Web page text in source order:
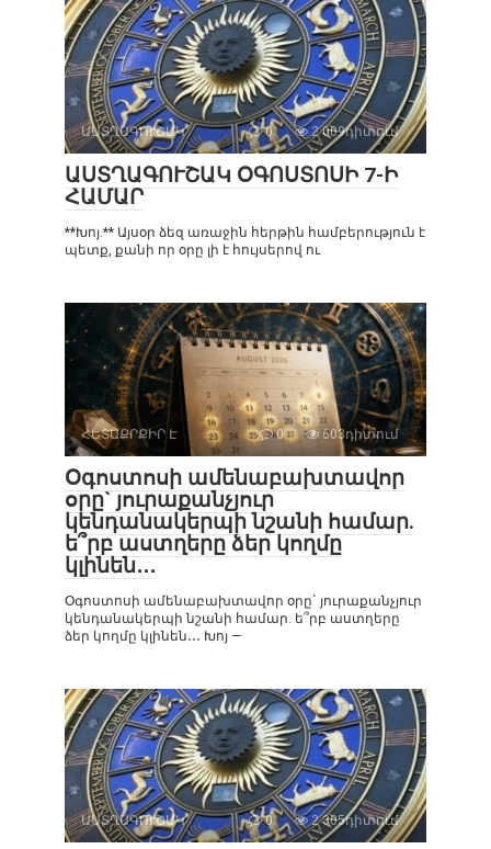
ԱՍՏՂԱԳՈՒՇԱԿ 0 2 009դիտում
ԱՍՏՂԱԳՈՒՇԱԿ ՕԳՈՍՏՈՍԻ 7-Ի
ՀԱՄԱՐ
**Խոյ.** Այսօր ձեզ առաջին հերթին համբերություն է
պետք, քանի որ օրը լի է հույսերով ու
ՀԵՏԱՔՐՔԻՐ Է 0 603դիտում
Օգոստոսի ամենաբախտավոր
օրը` յուրաքանչյուր
կենդանակերպի նշանի համար.
ե՞րբ աստղերը ձեր կողմը
կլինեն․․․
Օգոստոսի ամենաբախտավոր օրը` յուրաքանչյուր
կենդանակերպի նշանի համար. ե՞րբ աստղերը
ձեր կողմը կլինեն․․․ Խոյ —
ԱՍՏՂԱԳՈՒՇԱԿ 0 2 305դիտում